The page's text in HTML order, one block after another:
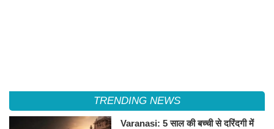
TRENDING NEWS
Varanasi: 5 साल की बच्ची से दरिंदगी में